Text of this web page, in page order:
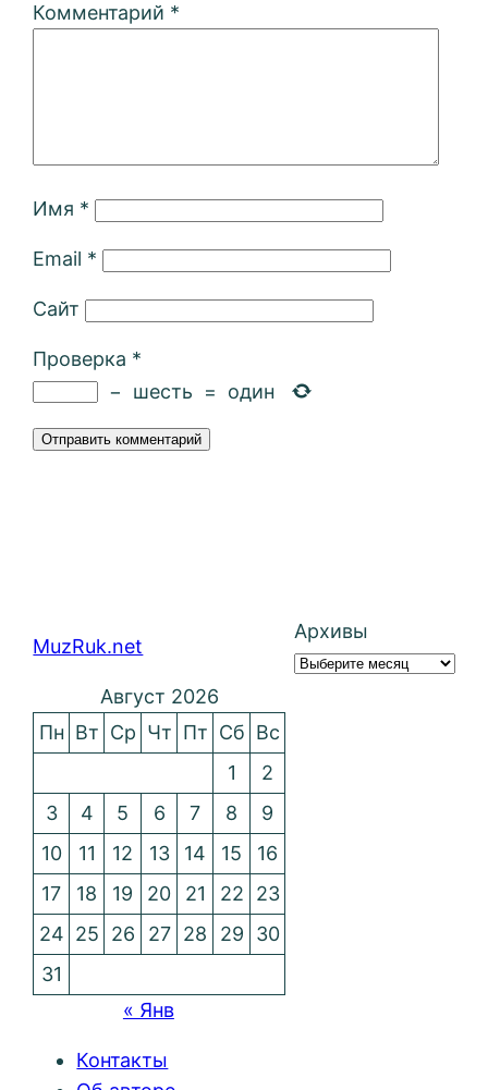
Комментарий *
Имя *
Email *
Сайт
Проверка *
−
шесть = один
MuzRuk.net
Архивы
Август 2026
Пн Вт Ср Чт Пт Сб Вс
1
2
3
4 5 6 7 8
9
10
11 12 13 14 15
16
17
18 19 20 21 22
23
24 25 26 27 28 29
30
31
« Янв
Контакты